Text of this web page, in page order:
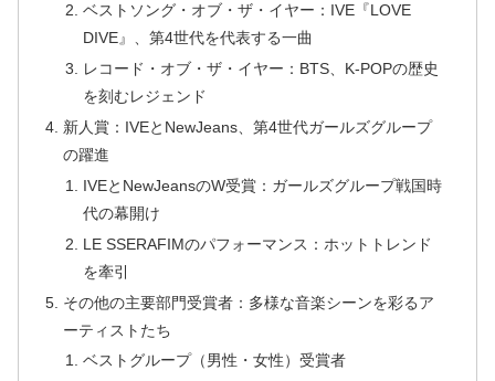
ベストソング・オブ・ザ・イヤー：IVE『LOVE
DIVE』、第4世代を代表する一曲
レコード・オブ・ザ・イヤー：BTS、K-POPの歴史
を刻むレジェンド
新人賞：IVEとNewJeans、第4世代ガールズグループ
の躍進
IVEとNewJeansのW受賞：ガールズグループ戦国時
代の幕開け
LE SSERAFIMのパフォーマンス：ホットトレンド
を牽引
その他の主要部門受賞者：多様な音楽シーンを彩るア
ーティストたち
ベストグループ（男性・女性）受賞者